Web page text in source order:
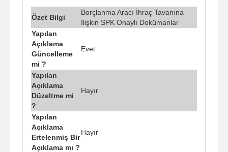
Özet Bilgi
Borçlanma Aracı İhraç Tavanına
İlişkin SPK Onaylı Dokümanlar
Yapılan
Açıklama
Güncelleme
mi ?
Evet
Yapılan
Açıklama
Düzeltme mi
?
Hayır
Yapılan
Açıklama
Ertelenmiş Bir
Açıklama mı ?
Hayır